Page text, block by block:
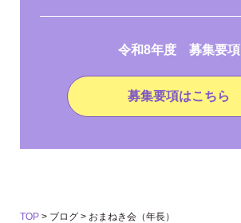
令和8年度 募集要項
募集要項はこちら
TOP > ブログ > おまねき会（年長）